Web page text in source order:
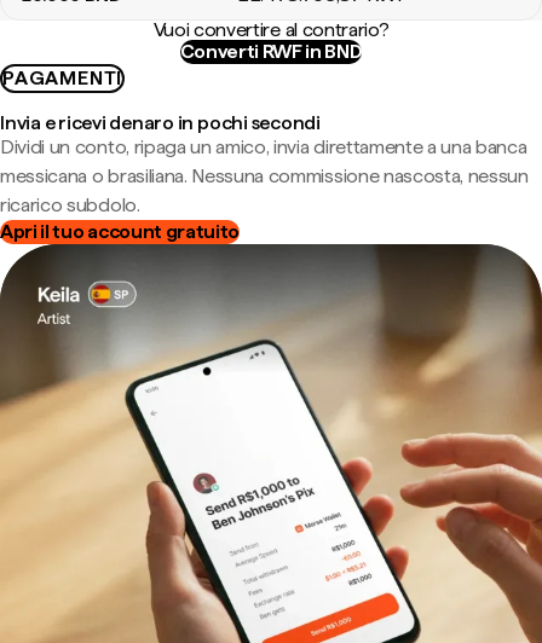
Vuoi convertire al contrario?
Converti RWF in BND
PAGAMENTI
Invia e ricevi denaro in pochi secondi
Dividi un conto, ripaga un amico, invia direttamente a una banca
messicana o brasiliana. Nessuna commissione nascosta, nessun
ricarico subdolo.
Apri il tuo account gratuito